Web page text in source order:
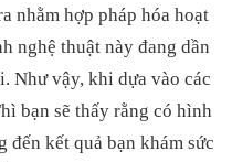
nhằm hợp pháp hóa hoạt
nghệ thuật này đang dần
Như vậy, khi dựa vào các
bạn sẽ thấy rằng có hình
đến kết quả bạn khám sức